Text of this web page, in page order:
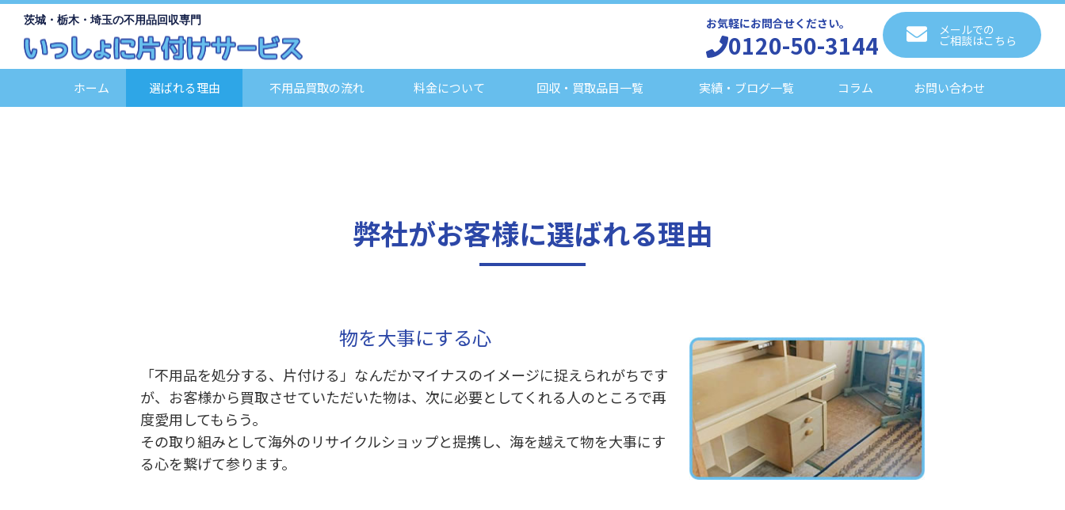
茨城・栃木・埼玉の不用品回収専門 お気軽にお問合せください。
0120-50-3144 メールでの
ご相談はこちら
ホーム 選ばれる理由 不用品買取の流れ 料金について 回収・買取品目一覧 実績・ブログ一覧 コラム お問い合わせ
弊社がお客様に選ばれる理由
物を大事にする心
「不用品を処分する、片付ける」なんだかマイナスのイメージに捉えられがちです
が、お客様から買取させていただいた物は、次に必要としてくれる人のところで再
度愛用してもらう。
その取り組みとして海外のリサイクルショップと提携し、海を越えて物を大事にす
る心を繋げて参ります。